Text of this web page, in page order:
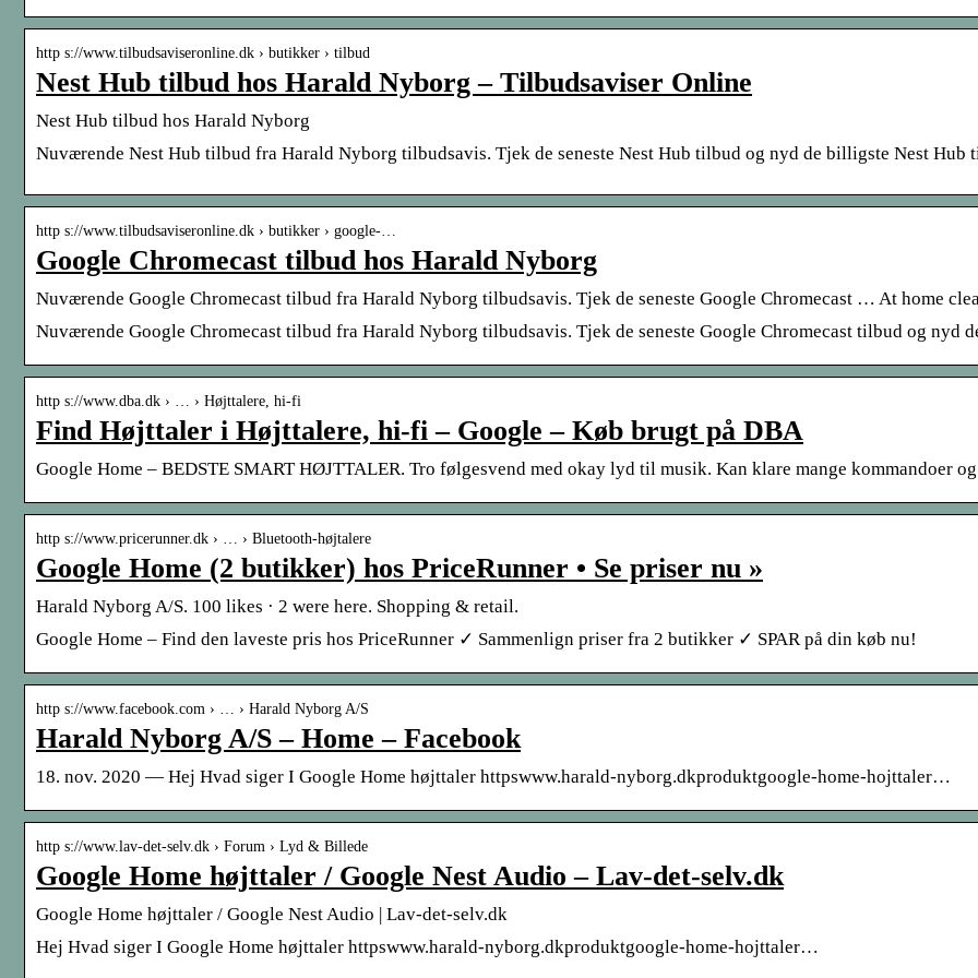
http s://www.tilbudsaviseronline.dk › butikker › tilbud
Nest Hub tilbud hos Harald Nyborg – Tilbudsaviser Online
Nest Hub tilbud hos Harald Nyborg
Nuværende Nest Hub tilbud fra Harald Nyborg tilbudsavis. Tjek de seneste Nest Hub tilbud og nyd de billigste Nest Hub
http s://www.tilbudsaviseronline.dk › butikker › google-…
Google Chromecast tilbud hos Harald Nyborg
Nuværende Google Chromecast tilbud fra Harald Nyborg tilbudsavis. Tjek de seneste Google Chromecast … At home
Nuværende Google Chromecast tilbud fra Harald Nyborg tilbudsavis. Tjek de seneste Google Chromecast tilbud og nyd
http s://www.dba.dk › … › Højttalere, hi-fi
Find Højttaler i Højttalere, hi-fi – Google – Køb brugt på DBA
Google Home – BEDSTE SMART HØJTTALER. Tro følgesvend med okay lyd til musik. Kan klare mange kommandoer
http s://www.pricerunner.dk › … › Bluetooth-højtalere
Google Home (2 butikker) hos PriceRunner • Se priser nu »
Harald Nyborg A/S. 100 likes · 2 were here. Shopping & retail.
Google Home – Find den laveste pris hos PriceRunner ✓ Sammenlign priser fra 2 butikker ✓ SPAR på din køb nu!
http s://www.facebook.com › … › Harald Nyborg A/S
Harald Nyborg A/S – Home – Facebook
18. nov. 2020 — Hej Hvad siger I Google Home højttaler httpswww.harald-nyborg.dkproduktgoogle-home-hojttaler…
http s://www.lav-det-selv.dk › Forum › Lyd & Billede
Google Home højttaler / Google Nest Audio – Lav-det-selv.dk
Google Home højttaler / Google Nest Audio | Lav-det-selv.dk
Hej Hvad siger I Google Home højttaler httpswww.harald-nyborg.dkproduktgoogle-home-hojttaler…